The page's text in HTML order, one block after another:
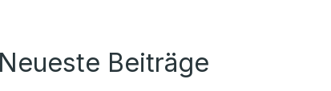
Neueste Beiträge